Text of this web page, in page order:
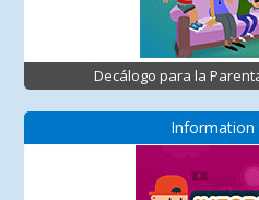
Decálogo para la
Information